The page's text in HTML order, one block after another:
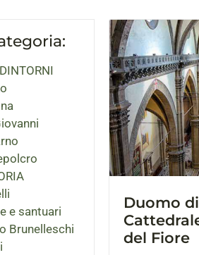
e santuari
Brunelleschi
Duomo
del Fiore